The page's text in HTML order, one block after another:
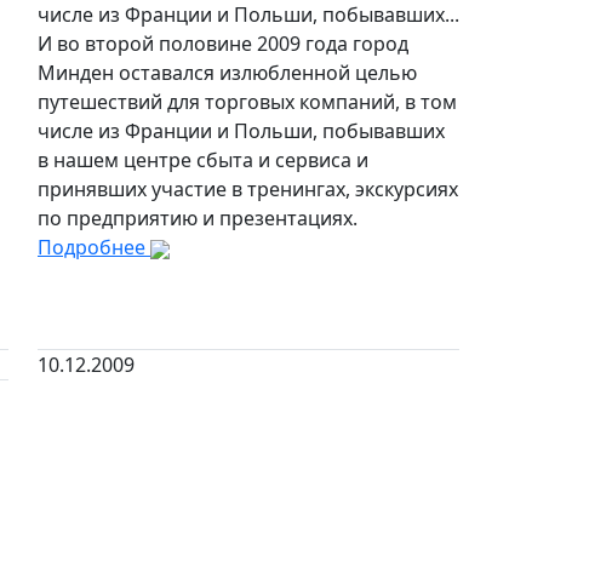
числе из Франции и Польши, побывавших...
И во второй половине 2009 года город
Минден оставался излюбленной целью
путешествий для торговых компаний, в том
числе из Франции и Польши, побывавших
в нашем центре сбыта и сервиса и
принявших участие в тренингах, экскурсиях
по предприятию и презентациях.
Подробнее
10.12.2009